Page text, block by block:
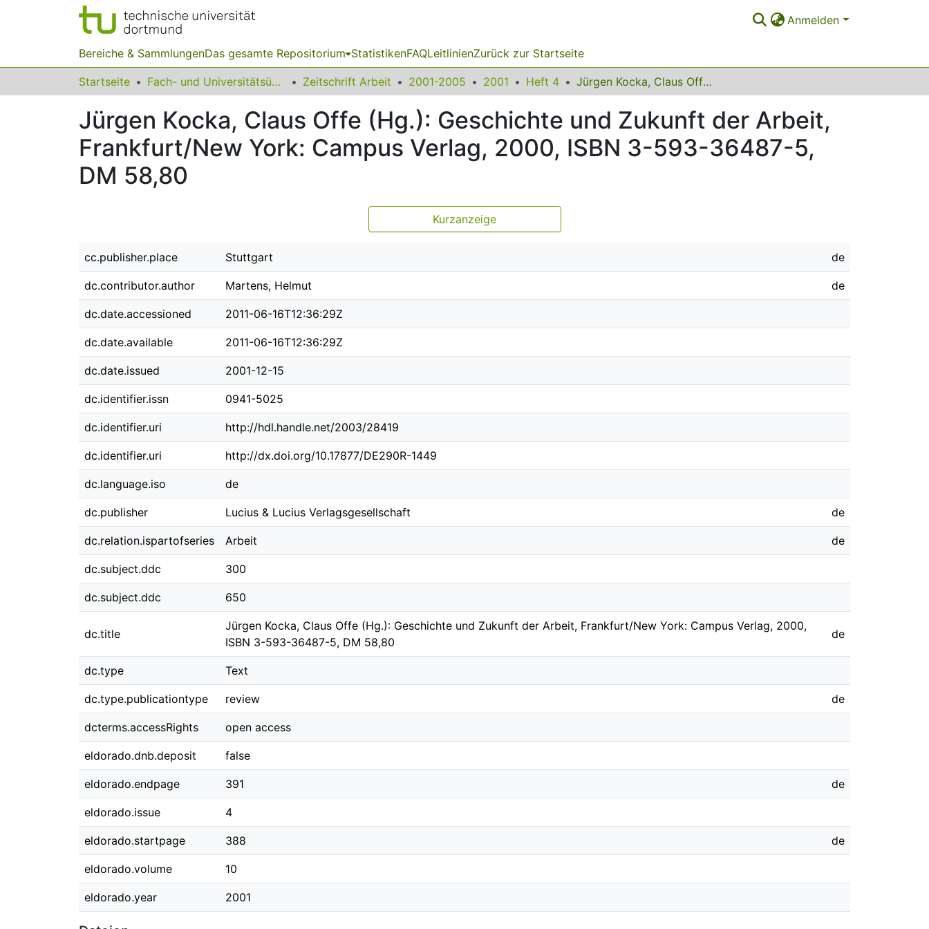
Anmelden
Bereiche & SammlungenDas gesamte Repositorium StatistikenFAQLeitlinienZurück zur Startseite
Startseite Fach- und Universitätsübergreifendes Zeitschrift Arbeit 2001-2005 2001 Heft 4 Jürgen Kocka, Claus Offe (Hg.): Geschichte und Zukunft der Arbeit, Frankfurt/New York: Campus Verlag, 2000, ISBN 3-593-36487-5, DM 58,80
Jürgen Kocka, Claus Offe (Hg.): Geschichte und Zukunft der Arbeit,
Frankfurt/New York: Campus Verlag, 2000, ISBN 3-593-36487-5,
DM 58,80
Kurzanzeige
cc.publisher.place Stuttgart de
dc.contributor.author Martens, Helmut de
dc.date.accessioned 2011-06-16T12:36:29Z
dc.date.available 2011-06-16T12:36:29Z
dc.date.issued 2001-12-15
dc.identifier.issn 0941-5025
dc.identifier.uri http://hdl.handle.net/2003/28419
dc.identifier.uri http://dx.doi.org/10.17877/DE290R-1449
dc.language.iso de
dc.publisher Lucius & Lucius Verlagsgesellschaft de
dc.relation.ispartofseries Arbeit de
dc.subject.ddc 300
dc.subject.ddc 650
dc.title
Jürgen Kocka, Claus Offe (Hg.): Geschichte und Zukunft der Arbeit, Frankfurt/New York: Campus Verlag, 2000,
ISBN 3-593-36487-5, DM 58,80
de
dc.type Text
dc.type.publicationtype review de
dcterms.accessRights open access
eldorado.dnb.deposit false
eldorado.endpage 391 de
eldorado.issue 4
eldorado.startpage 388 de
eldorado.volume 10
eldorado.year 2001